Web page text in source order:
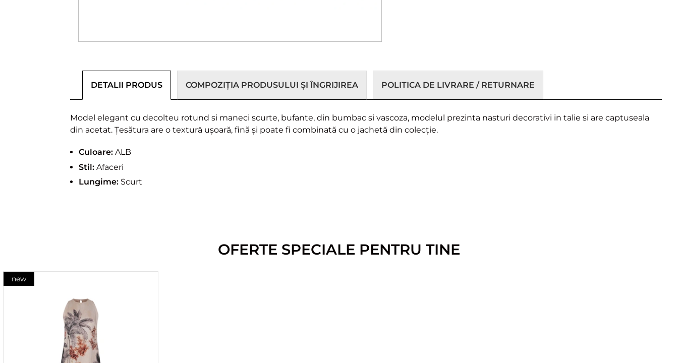
DETALII PRODUS COMPOZIȚIA PRODUSULUI ȘI ÎNGRIJIREA POLITICA DE LIVRARE / RETURNARE
Model elegant cu decolteu rotund si maneci scurte, bufante, din bumbac si vascoza, modelul prezinta nasturi decorativi in ​​talie si are captuseala
din acetat. Țesătura are o textură ușoară, fină și poate fi combinată cu o jachetă din colecție.
Culoare: ALB
Stil: Afaceri
Lungime: Scurt
OFERTE SPECIALE PENTRU TINE
new